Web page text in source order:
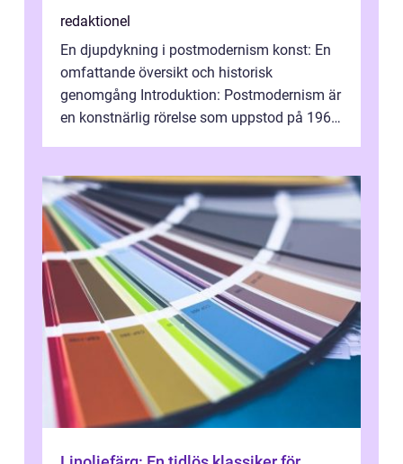
redaktionel
En djupdykning i postmodernism konst: En
omfattande översikt och historisk
genomgång Introduktion: Postmodernism är
en konstnärlig rörelse som uppstod på 1960-